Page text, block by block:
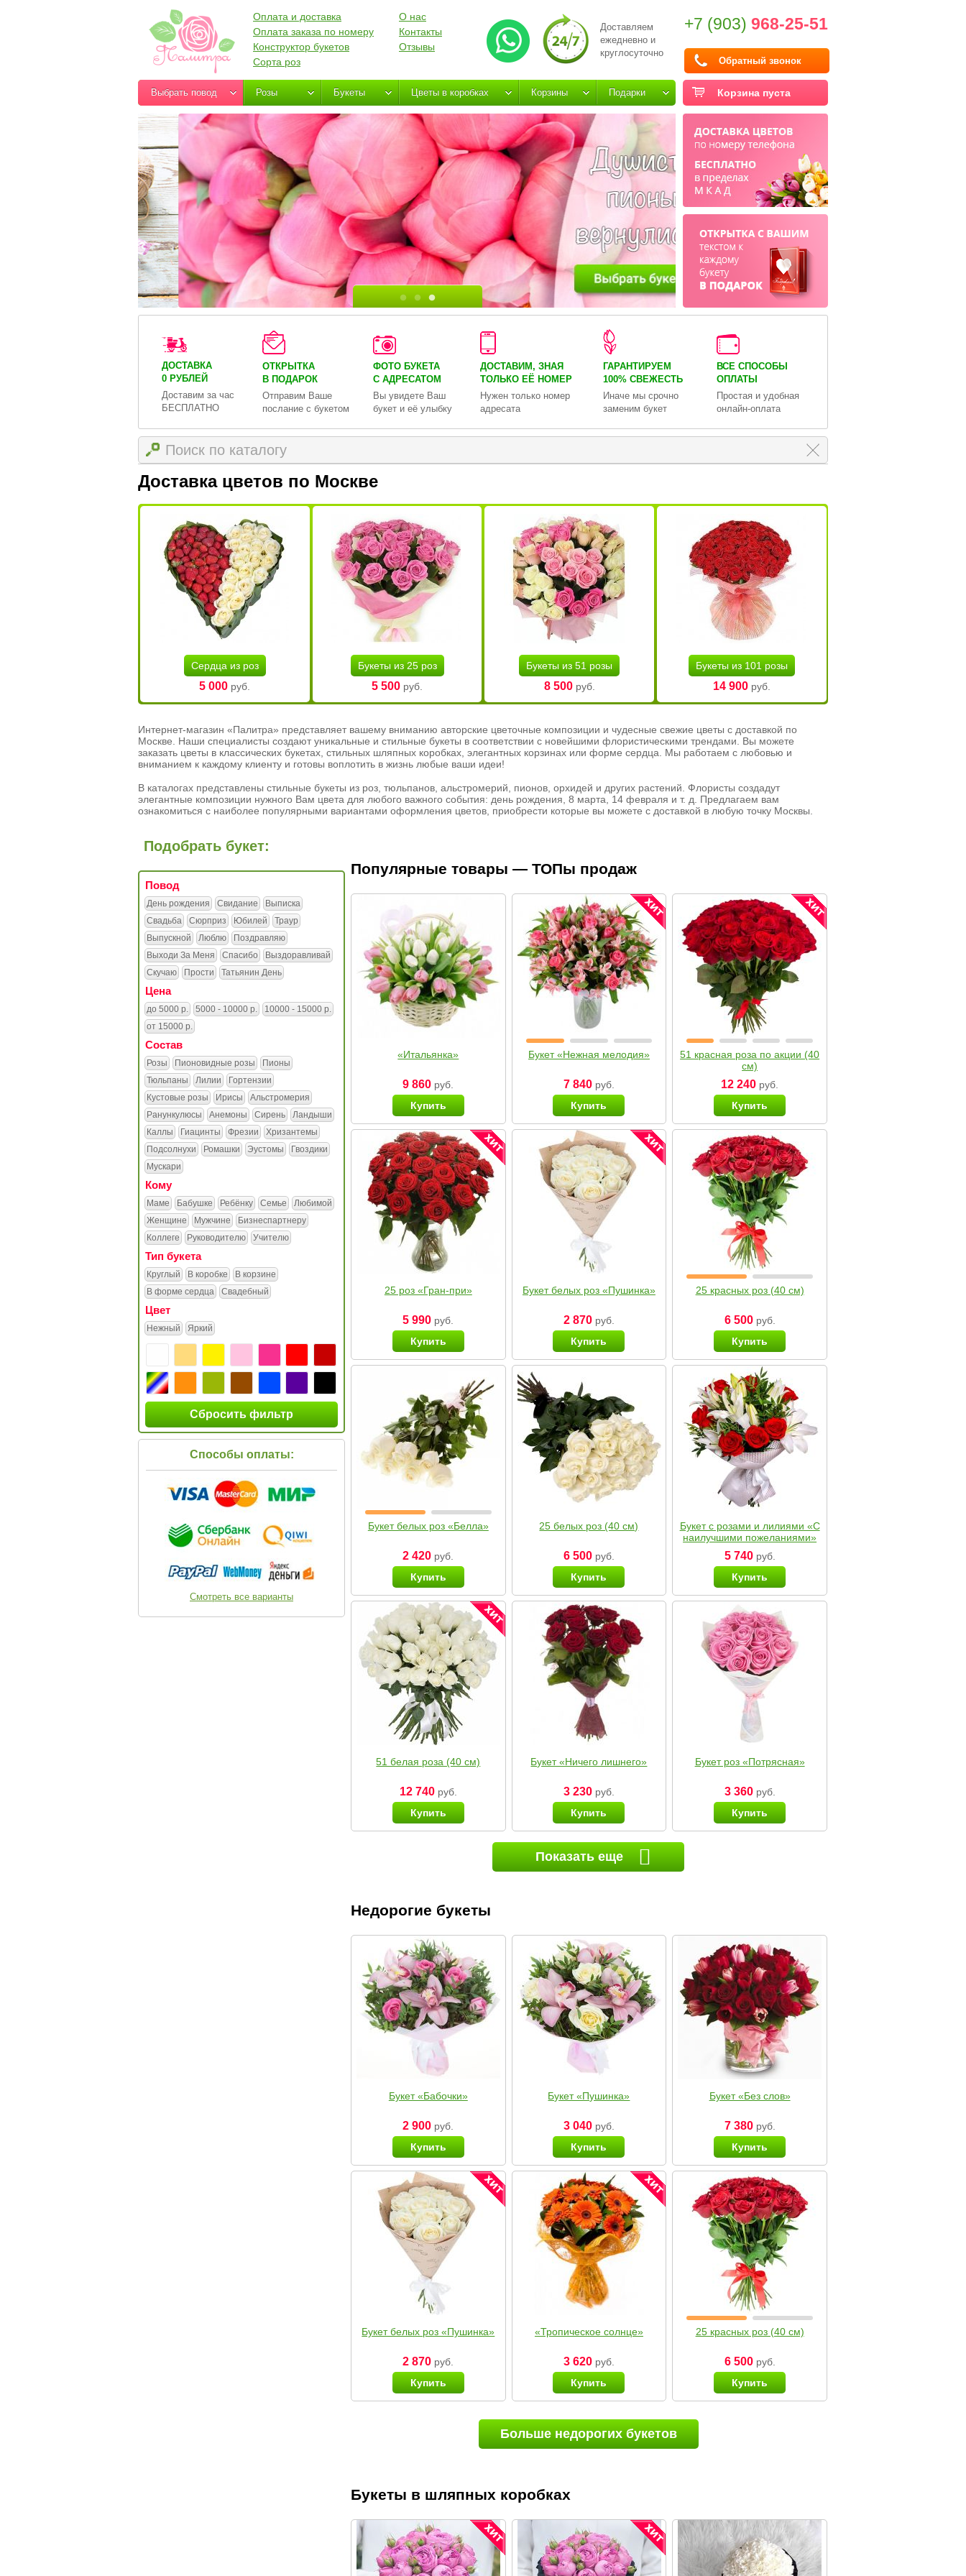
Доставляем
ежедневно и
круглосуточно
+7 (903) 968-25-51
Обратный звонок
Оплата и доставка
Оплата заказа по номеру
Конструктор букетов
Сорта роз
О нас
Контакты
Отзывы
Корзина пуста
Выбрать повод Розы Букеты Цветы в коробках Корзины Подарки
ДОСТАВКА
0 РУБЛЕЙ
Доставим за час
БЕСПЛАТНО
ОТКРЫТКА
В ПОДАРОК
Отправим Ваше
послание с букетом
ФОТО БУКЕТА
С АДРЕСАТОМ
Вы увидете Ваш
букет и её улыбку
ДОСТАВИМ, ЗНАЯ
ТОЛЬКО ЕЁ НОМЕР
Нужен только номер
адресата
ГАРАНТИРУЕМ
100% СВЕЖЕСТЬ
Иначе мы срочно
заменим букет
ВСЕ СПОСОБЫ
ОПЛАТЫ
Простая и удобная
онлайн-оплата
Доставка цветов по Москве
Сердца из роз
5 000 руб.
Букеты из 25 роз
5 500 руб.
Букеты из 51 розы
8 500руб.
Букеты из 101 розы
14 900руб.
Интернет-магазин «Палитра» представляет вашему вниманию авторские цветочные композиции и чудесные свежие цветы с доставкой по
Москве. Наши специалисты создают уникальные и стильные букеты в соответствии с новейшими флористическими трендами. Вы можете
заказать цветы в классических букетах, стильных шляпных коробках, элегантных корзинах или форме сердца. Мы работаем с любовью и
вниманием к каждому клиенту и готовы воплотить в жизнь любые ваши идеи!
В каталогах представлены стильные букеты из роз, тюльпанов, альстромерий, пионов, орхидей и других растений. Флористы создадут
элегантные композиции нужного Вам цвета для любого важного события: день рождения, 8 марта, 14 февраля и т. д. Предлагаем вам
ознакомиться с наиболее популярными вариантами оформления цветов, приобрести которые вы можете с доставкой в любую точку Москвы.
Подобрать букет:
Повод
День рождения Свидание
Выписка
Свадьба
Сюрприз Юбилей
Траур
Выпускной
Люблю
Поздравляю
Выходи За Меня
Спасибо
Выздоравливай
Скучаю
Прости Татьянин День
Цена
до 5000 р. 5000 - 10000 р.
10000 - 15000 р.
от 15000 р.
Состав
Розы Пионовидные розы
Пионы
Тюльпаны
Лилии
Гортензии
Кустовые розы
Ирисы
Альстромерия
Ранункулюсы
Анемоны Сирень
Ландыши
Каллы
Гиацинты Фрезии
Хризантемы
Подсолнухи
Ромашки Эустомы
Гвоздики
Мускари
Кому
Маме Бабушке Ребёнку Семье
Любимой
Женщине
Мужчине
Бизнеспартнеру
Коллеге
Руководителю Учителю
Тип букета
Круглый В коробке
В корзине
В форме сердца
Свадебный
Цвет
Нежный Яркий
Сбросить фильтр
Способы оплаты:
Смотреть все варианты
Популярные товары — ТОПы продаж
«Итальянка»
9 860 руб.
Купить
Букет «Нежная мелодия»
7 840руб.
Купить
51 красная роза по акции (40
см)
12 240 руб.
Купить
25 роз «Гран-при»
5 990 руб.
Купить
Букет белых роз «Пушинка»
2 870руб.
Купить
25 красных роз (40 см)
6 500руб.
Купить
Букет белых роз «Белла»
2 420 руб.
Купить
25 белых роз (40 см)
6 500руб.
Купить
Букет с розами и лилиями «С
наилучшими пожеланиями»
5 740руб.
Купить
51 белая роза (40 см)
12 740руб.
Купить
Букет «Ничего лишнего»
3 230руб.
Купить
Букет роз «Потрясная»
3 360руб.
Купить
Показать еще
Недорогие букеты
Букет «Бабочки»
2 900 руб.
Купить
Букет «Пушинка»
3 040руб.
Купить
Букет «Без слов»
7 380руб.
Купить
Букет белых роз «Пушинка»
2 870 руб.
Купить
«Тропическое солнце»
3 620руб.
Купить
25 красных роз (40 см)
6 500руб.
Купить
Больше недорогих букетов
Букеты в шляпных коробках